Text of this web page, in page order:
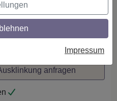
anfragen
Impressum